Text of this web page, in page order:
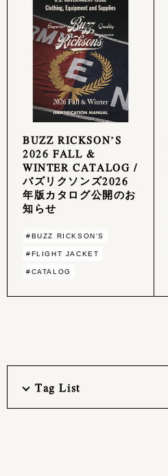
BUZZ RICKSON’S
2026 FALL &
WINTER CATALOG /
バズリクソンズ2026
年版カタログ公開のお
知らせ
#BUZZ RICKSON'S
#FLIGHT JACKET
#CATALOG
Tag List